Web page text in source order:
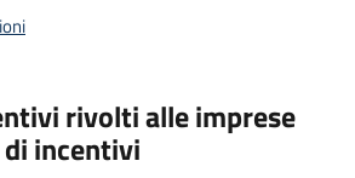
rivolti alle imprese
incentivi